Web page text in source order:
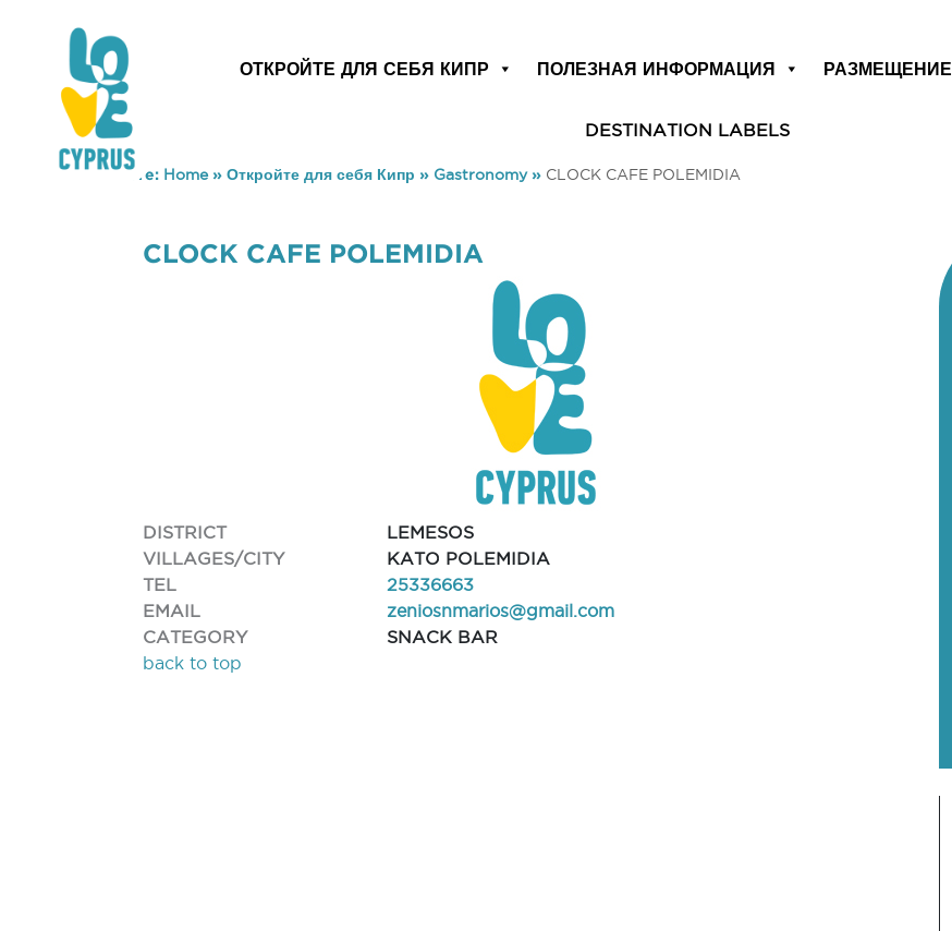
ОТКРОЙТЕ ДЛЯ СЕБЯ КИПР ПОЛЕЗНАЯ ИНФОРМАЦИЯ РАЗМЕЩЕНИЕ
DESTINATION LABELS
You are here: Home» Откройте для себя Кипр » Gastronomy» CLOCK CAFE POLEMIDIA
CLOCK CAFE POLEMIDIA
DISTRICT
LEMESOS
VILLAGES/CITY
KATO POLEMIDIA
TEL
25336663
EMAIL
zeniosnmarios@gmail.com
CATEGORY
SNACK BAR
back to top